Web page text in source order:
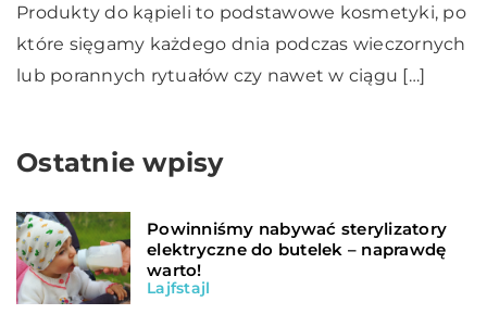
Produkty do kąpieli to podstawowe kosmetyki, po
które sięgamy każdego dnia podczas wieczornych
lub porannych rytuałów czy nawet w ciągu […]
Ostatnie wpisy
Powinniśmy nabywać sterylizatory
elektryczne do butelek – naprawdę
warto!
Lajfstajl